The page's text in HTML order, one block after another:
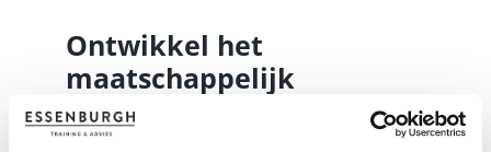
Ontwikkel het
maatschappelijk
leiderschap